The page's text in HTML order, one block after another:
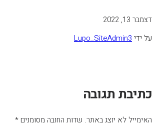
דצמבר 13, 2022
על ידי Lupo_SiteAdmin3
כתיבת תגובה
האימייל לא יוצג באתר. שדות החובה מסומנים *